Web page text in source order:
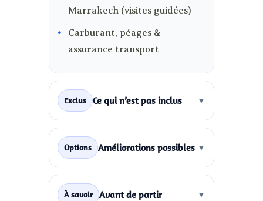
Marrakech (visites guidées)
Carburant, péages &
assurance transport
Exclus Ce qui n’est pas inclus ▼
Options Améliorations possibles ▼
À savoir Avant de partir ▼